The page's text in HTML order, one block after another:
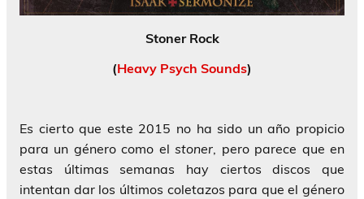
Stoner Rock
(Heavy Psych Sounds)
Es cierto que este 2015 no ha sido un año propicio
para un género como elstoner, pero parece que en
estas últimas semanas hay ciertos discos que
intentan dar los últimos coletazos para que el género